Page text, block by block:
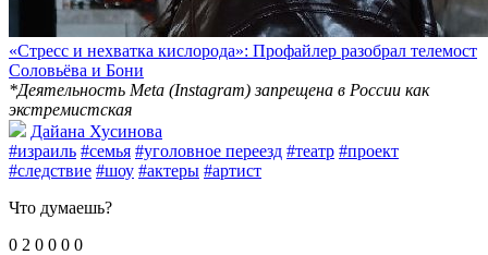
«Стресс и нехватка кислорода»: Профайлер разобрал телемост
Соловьёва и Бони
*Деятельность Meta (Instagram) запрещена в России как
экстремистская
Дайана Хусинова
#израиль #семья #уголовное переезд #театр #проект
#следствие #шоу #актеры #артист
Что думаешь?
0 2 0 0 0 0